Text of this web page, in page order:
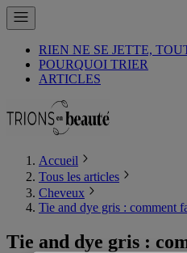
RIEN NE SE JETTE,
POURQUOI TRIER
ARTICLES
Accueil
Tous les articles
Cheveux
Tie and dye gris : comment
Tie and dye gris :